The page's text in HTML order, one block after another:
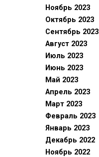
Ноябрь 2023
Октябрь 2023
Сентябрь 2023
Август 2023
Июль 2023
Июнь 2023
Май 2023
Апрель 2023
Март 2023
Февраль 2023
Январь 2023
Декабрь 2022
Ноябрь 2022